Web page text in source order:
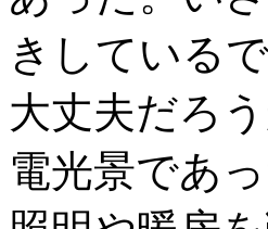
きしている
大丈夫だろ
電光景であ